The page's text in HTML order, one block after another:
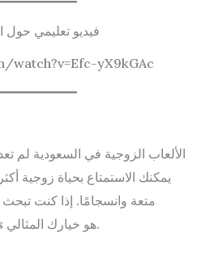
فيديو تعليمي حول
yX9kGAc
الألعاب الزوجية في السعودية لم
متعة وانسجامًا. إذا كنت
، فإن Eroxtoys هو خيارك المثالي.